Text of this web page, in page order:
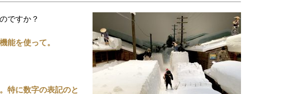
ですか？
能を使って。
特に数字の表記のと